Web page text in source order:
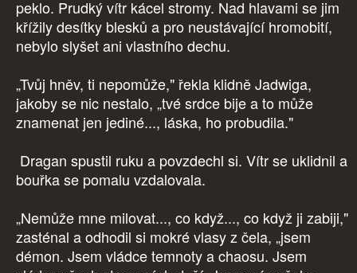
peklo. Prudký vítr kácel stromy. Nad hlavami se jim
křížily desítky blesků a pro neustávající hromobití,
nebylo slyšet ani vlastního dechu.
„Tvůj hněv, ti nepomůže," řekla klidně Jadwiga,
jakoby se nic nestalo, „tvé srdce bije a to může
znamenat jen jediné..., láska, ho probudila."
Dragan spustil ruku a povzdechl si. Vítr se uklidnil a
bouřka se pomalu vzdalovala.
„Nemůže mne milovat..., co když..., co když ji zabiji,"
zasténal a odhodil si mokré vlasy z čela, „jsem
démon. Jsem vládce temnoty a chaosu. Jsem